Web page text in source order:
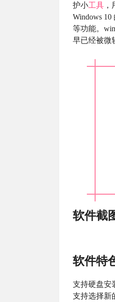
护小工具
Windows
等功能。
早已经被微
软件截
软件特
支持硬盘安
支持选择新